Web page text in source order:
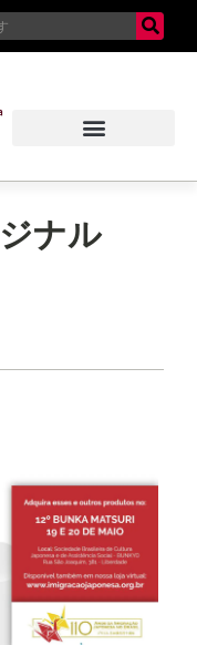
ナル